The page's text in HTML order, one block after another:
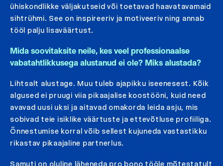
ühiskondlikke väljakutseid või toetavad haavatavamaid
sihtrühmi. See on inspireeriv ja motiveeriv ning annab
tööl palju lisaväärtust.
Mida soovitaksite neile, kes veel professionaalse
vabatahtlikkusega alustanud ei ole? Miks alustada?
Lihtsalt alustage. Muu tuleb ajapikku iseenesest. Kõik
algused ei pruugi viia pikaajalise koostööni, kuid need
avavad uusi uksi ja aitavad omakorda leida asju, mis
sobivad teie isiklike väärtuste ja ettevõtluse profiiliga.
Õnnestumise korral võib sellest kujuneda vastastikku
rikastav pikaajaline partnerlus.
Samuti on oluline läheneda pro bono tööle mõtestatult